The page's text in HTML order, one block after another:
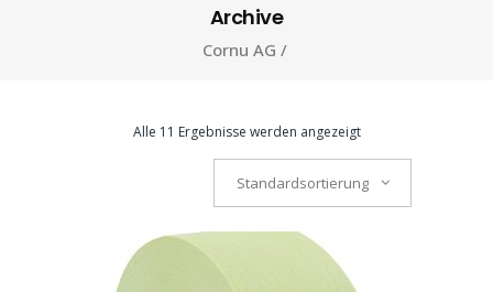
Archive
Cornu AG /
Alle 11 Ergebnisse werden angezeigt
Standardsortierung